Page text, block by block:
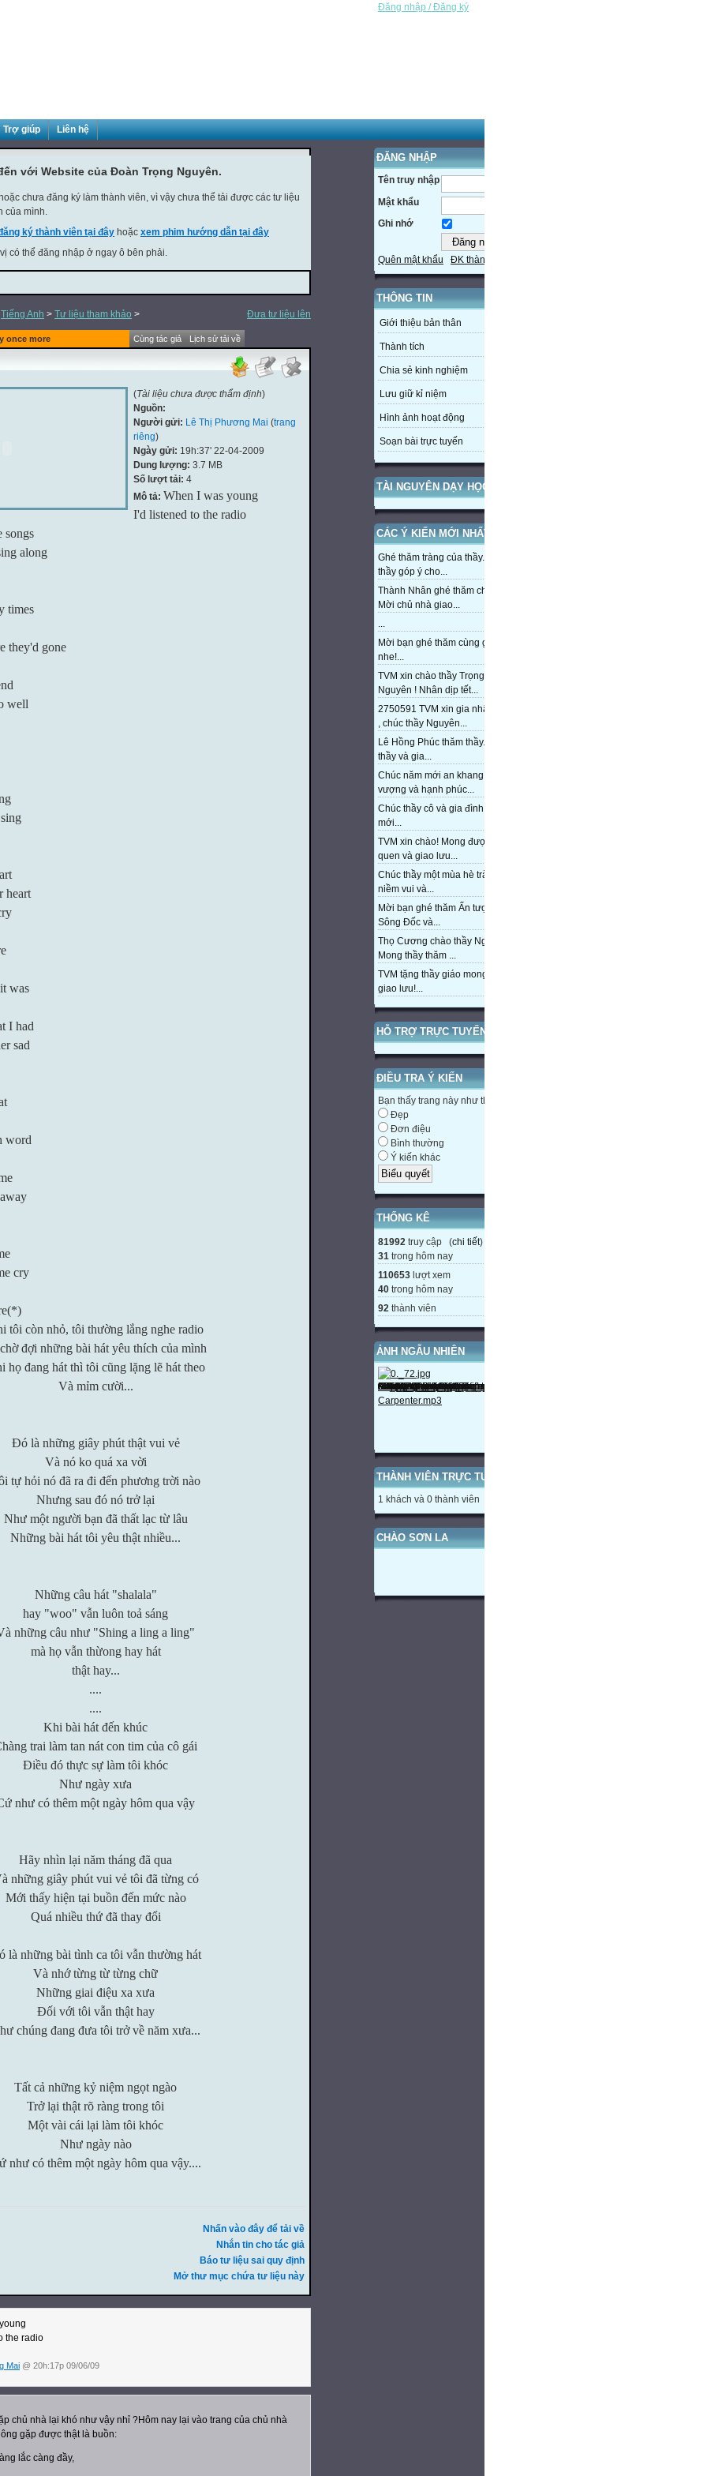
Đăng nhập / Đăng ký
Trợ giúp Liên hệ
ĐĂNG NHẬP
Tên truy nhập
Mật khẩu
Ghi nhớ
Quên mật khẩu ĐK thành viên
THÔNG TIN
Giới thiệu bản thân
Thành tích
Chia sẻ kinh nghiệm
Lưu giữ kỉ niệm
Hình ảnh hoạt động
Soạn bài trực tuyến
TÀI NGUYÊN DẠY HỌC
CÁC Ý KIẾN MỚI NHẤT
Ghé thăm tràng của thầy. Mong
thầy góp ý cho...
Thành Nhân ghé thăm chủ nhà,
Mời chủ nhà giao...
...
Mời bạn ghé thăm cùng giao lưu
nhe!...
TVM xin chào thầy Trọng
Nguyên ! Nhân dịp tết...
2750591 TVM xin gia nhập trang
, chúc thầy Nguyên...
Lê Hồng Phúc thăm thầy. Chúc
thầy và gia...
Chúc năm mới an khang, thịnh
vượng và hạnh phúc...
Chúc thầy cô và gia đình năm
mới...
TVM xin chào! Mong được làm
quen và giao lưu...
Chúc thầy một mùa hè tràn đầy
niềm vui và...
Mời bạn ghé thăm Ấn tượng cửa
Sông Đốc và...
Thọ Cương chào thầy Nguyễn.
Mong thầy thăm ...
TVM tặng thầy giáo mong được
giao lưu!...
HỖ TRỢ TRỰC TUYẾN
ĐIỀU TRA Ý KIẾN
Bạn thấy trang này như thế nào?
Đẹp
Đơn điệu
Bình thường
Ý kiến khác
THỐNG KÊ
81992 truy cập (chi tiết)
31 trong hôm nay
110653 lượt xem
40 trong hôm nay
92 thành viên
ẢNH NGẪU NHIÊN
THÀNH VIÊN TRỰC TUYẾN
1 khách và 0 thành viên
CHÀO SƠN LA
với Website của Đoàn Trọng Nguyên.
chưa đăng ký làm thành viên, vì vậy chưa thể tải được các tư liệu
của mình.
ký thành viên tại đây hoặc xem phim hướng dẫn tại đây
có thể đăng nhập ở ngay ô bên phải.
Đưa tư liệu lên
Tiếng Anh > Tư liệu tham khảo >
once more Cùng tác giả Lịch sử tải về
(Tài liệu chưa được thẩm định)
Nguồn:
Người gửi: Lê Thị Phương Mai (trang
riêng)
Ngày gửi: 19h:37' 22-04-2009
Dung lượng: 3.7 MB
Số lượt tải: 4
Mô tả: When I was young
I'd listened to the radio
songs
along
times
they'd gone
well
heart
was
I had
sad
word
cry
(*)
tôi còn nhỏ, tôi thường lắng nghe radio
đợi những bài hát yêu thích của mình
họ đang hát thì tôi cũng lặng lẽ hát theo
Và mỉm cười...
Đó là những giây phút thật vui vẻ
Và nó ko quá xa vời
tự hỏi nó đã ra đi đến phương trời nào
Nhưng sau đó nó trở lại
Như một người bạn đã thất lạc từ lâu
Những bài hát tôi yêu thật nhiều...
Những câu hát "shalala"
hay "woo" vẫn luôn toả sáng
những câu như "Shing a ling a ling"
mà họ vẫn thừong hay hát
thật hay...
....
....
Khi bài hát đến khúc
trai làm tan nát con tim của cô gái
Điều đó thực sự làm tôi khóc
Như ngày xưa
như có thêm một ngày hôm qua vậy
Hãy nhìn lại năm tháng đã qua
những giây phút vui vẻ tôi đã từng có
Mới thấy hiện tại buồn đến mức nào
Quá nhiều thứ đã thay đổi
là những bài tình ca tôi vẫn thường hát
Và nhớ từng từ từng chữ
Những giai điệu xa xưa
Đối với tôi vẫn thật hay
chúng đang đưa tôi trở về năm xưa...
Tất cả những kỷ niệm ngọt ngào
Trở lại thật rõ ràng trong tôi
Một vài cái lại làm tôi khóc
Như ngày nào
như có thêm một ngày hôm qua vậy....
Nhấn vào đây để tải về
Nhắn tin cho tác giả
Báo tư liệu sai quy định
Mở thư mục chứa tư liệu này
the radio
Mai @ 20h:17p 09/06/09
chủ nhà lại khó như vậy nhỉ ?Hôm nay lại vào trang của chủ nhà
gặp được thật là buồn:
lắc càng đầy,